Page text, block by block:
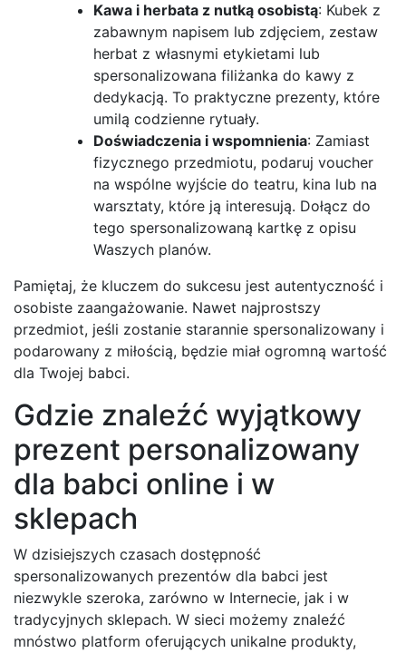
Kawa i herbata z nutką osobistą: Kubek z
zabawnym napisem lub zdjęciem, zestaw
herbat z własnymi etykietami lub
spersonalizowana filiżanka do kawy z
dedykacją. To praktyczne prezenty, które
umilą codzienne rytuały.
Doświadczenia i wspomnienia: Zamiast
fizycznego przedmiotu, podaruj voucher
na wspólne wyjście do teatru, kina lub na
warsztaty, które ją interesują. Dołącz do
tego spersonalizowaną kartkę z opisu
Waszych planów.
Pamiętaj, że kluczem do sukcesu jest autentyczność i
osobiste zaangażowanie. Nawet najprostszy
przedmiot, jeśli zostanie starannie spersonalizowany i
podarowany z miłością, będzie miał ogromną wartość
dla Twojej babci.
Gdzie znaleźć wyjątkowy
prezent personalizowany
dla babci online i w
sklepach
W dzisiejszych czasach dostępność
spersonalizowanych prezentów dla babci jest
niezwykle szeroka, zarówno w Internecie, jak i w
tradycyjnych sklepach. W sieci możemy znaleźć
mnóstwo platform oferujących unikalne produkty,